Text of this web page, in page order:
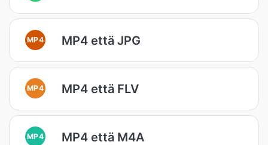
MP4 MP4 että JPG
MP4 MP4 että FLV
MP4 MP4 että M4A